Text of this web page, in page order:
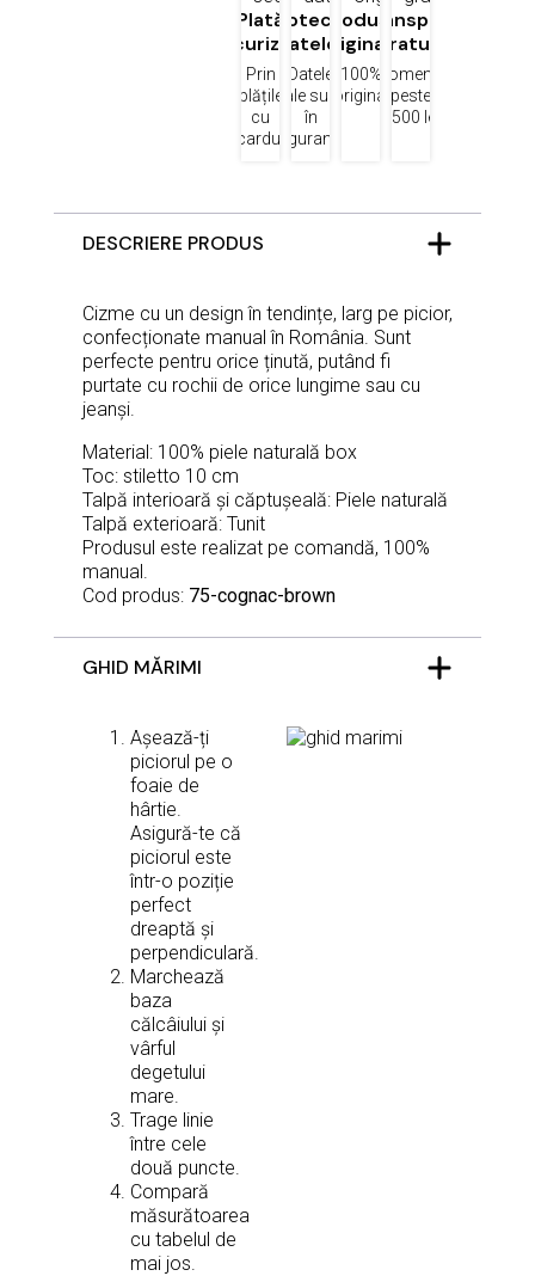
Plată
securizată
Prin
plățile
cu
cardul
Protecția
datelor
Datele
tale sunt
în
siguranță
Produse
originale
100%
original
Transport
gratuit
Comenzi
peste
1500 lei
DESCRIERE PRODUS
Cizme cu un design în tendințe, larg pe picior,
confecționate manual în România. Sunt
perfecte pentru orice ținută, putând fi
purtate cu rochii de orice lungime sau cu
jeanși.
Material: 100% piele naturală box
Toc: stiletto 10 cm
Talpă interioară și căptușeală: Piele naturală
Talpă exterioară: Tunit
Produsul este realizat pe comandă, 100%
manual.
Cod produs:75-cognac-brown
GHID MĂRIMI
Așează-ți
piciorul pe o
foaie de
hârtie.
Asigură-te că
piciorul este
într-o poziție
perfect
dreaptă și
perpendiculară.
Marchează
baza
călcâiului și
vârful
degetului
mare.
Trage linie
între cele
două puncte.
Compară
măsurătoarea
cu tabelul de
mai jos.